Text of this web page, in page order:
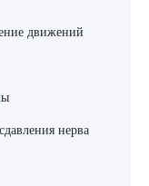
движений
нерва